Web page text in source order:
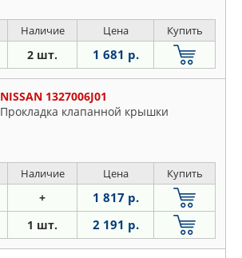
Наличие Цена Купить
2 шт. 1 681 р.
NISSAN 1327006J01
Прокладка клапанной крышки
Наличие Цена Купить
+ 1 817 р.
1 шт. 2 191 р.